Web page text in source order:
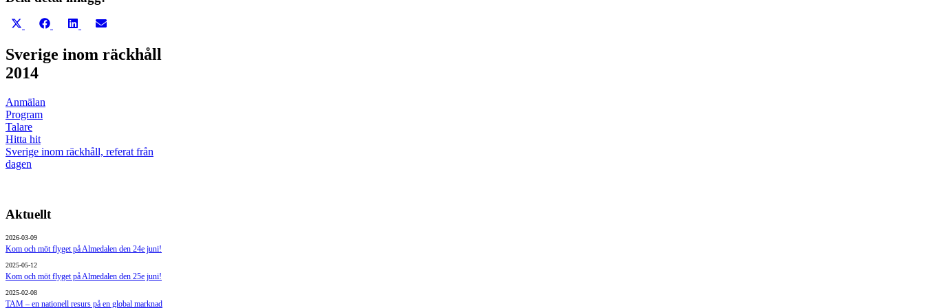
Dela
(Twitter)
Dela
Facebook
Dela
LinkedIn
Dela
E-
post
Sverige inom räckhåll
2014
Anmälan
Program
Talare
Hitta hit
Sverige inom räckhåll, referat från
dagen
Aktuellt
2026-03-09
Kom och möt flyget på Almedalen den 24e juni!
2025-05-12
Kom och möt flyget på Almedalen den 25e juni!
2025-02-08
TAM – en nationell resurs på en global marknad